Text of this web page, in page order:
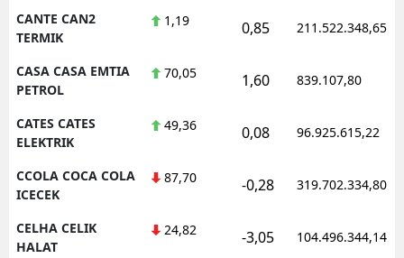
CANTE CAN2
TERMIK
1,19 0,85 211.522.348,65
CASA CASA EMTIA
PETROL
70,05 1,60 839.107,80
CATES CATES
ELEKTRIK
49,36 0,08 96.925.615,22
CCOLA COCA COLA
ICECEK
87,70 -0,28 319.702.334,80
CELHA CELIK
HALAT
24,82 -3,05 104.496.344,14